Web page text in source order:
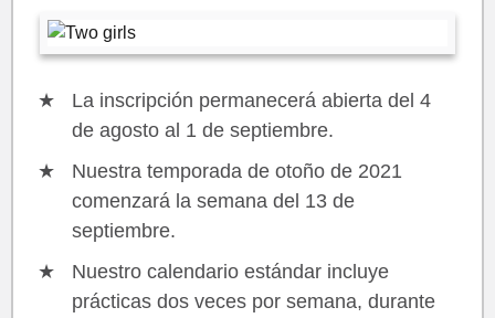
La inscripción permanecerá abierta del 4
de agosto al 1 de septiembre.
Nuestra temporada de otoño de 2021
comenzará la semana del 13 de
septiembre.
Nuestro calendario estándar incluye
prácticas dos veces por semana, durante